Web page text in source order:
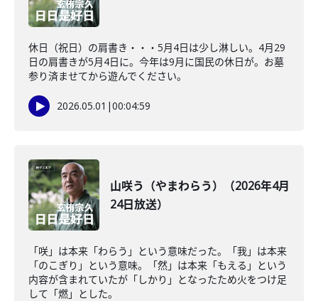
休日（祝日）の肩書き・・・5月4日は少し淋しい。4月29
日の肩書きが5月4日に。今年は9月に国民の休日が。お墓
参り済ませてから遊んでください。
2026.05.01 |00:04:59
山咲う（やまわらう）（2026年4月
24日放送）
「咲」は本来「わらう」という意味だった。「我」は本来
「のこぎり」という意味。「然」は本来「もえる」という
内容が含まれていたが「しかり」となったため火をつけ足
して「燃」とした。